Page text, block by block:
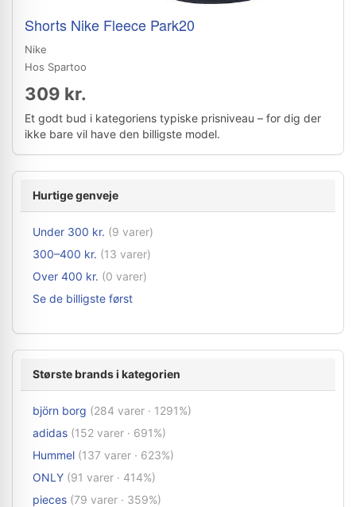
Shorts Nike Fleece Park20
Nike
Hos Spartoo
309 kr.
Et godt bud i kategoriens typiske prisniveau – for dig der
ikke bare vil have den billigste model.
Hurtige genveje
Under 300 kr. (9 varer)
300–400 kr. (13 varer)
Over 400 kr. (0 varer)
Se de billigste først
Største brands i kategorien
björn borg (284 varer · 1291%)
adidas (152 varer · 691%)
Hummel (137 varer · 623%)
ONLY (91 varer · 414%)
pieces (79 varer · 359%)